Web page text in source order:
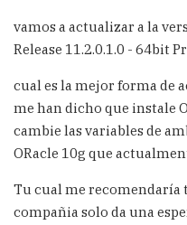
vamos a actualizar a la
Release 11.2.0.1.0 - 64bit
cual es la mejor forma de
me han dicho que instale
cambie las variables de
ORacle 10g que
Tu cual me recomendaría
compañia solo da una